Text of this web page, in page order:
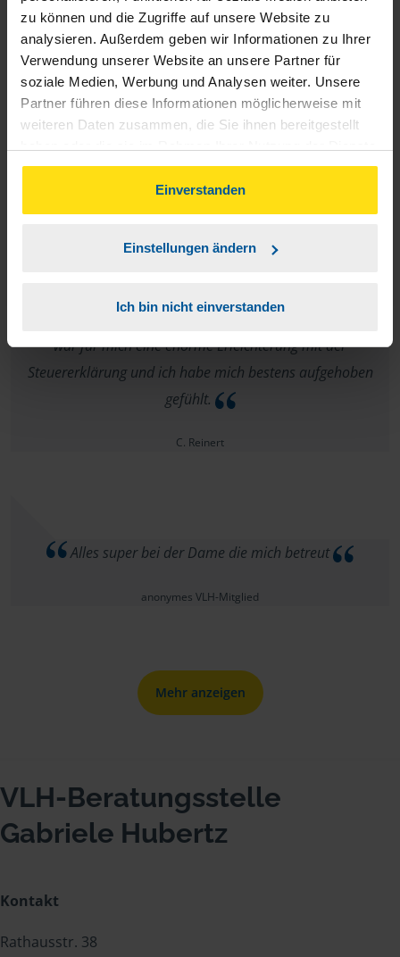
zu können und die Zugriffe auf unsere Website zu
analysieren. Außerdem geben wir Informationen zu Ihrer
Verwendung unserer Website an unsere Partner für
soziale Medien, Werbung und Analysen weiter. Unsere
Partner führen diese Informationen möglicherweise mit
weiteren Daten zusammen, die Sie ihnen bereitgestellt
gesammelt haben. Indem Sie auf Einverstanden klicken,
können Sie der Verwendung von Cookies, gemäß
unserer
Einverstanden
Einstellungen ändern
Ich bin nicht einverstanden
Bei Gabriele Hubertz ist man sehr gut aufgehoben!!!!
Alles ordentlich und sauber,, die netteste Beratung die ich die
letzten Jahre hatte! Ich kann diese Beratungsstelle nur
war für mich eine enorme Erleichterung mit der
Steuererklärung und ich habe mich bestens aufgehoben
gefühlt.
C. Reinert
Alles super bei der Dame die mich betreut
anonymes VLH-Mitglied
Mehr anzeigen
VLH-Beratungsstelle
Gabriele Hubertz
Kontakt
Rathausstr. 38